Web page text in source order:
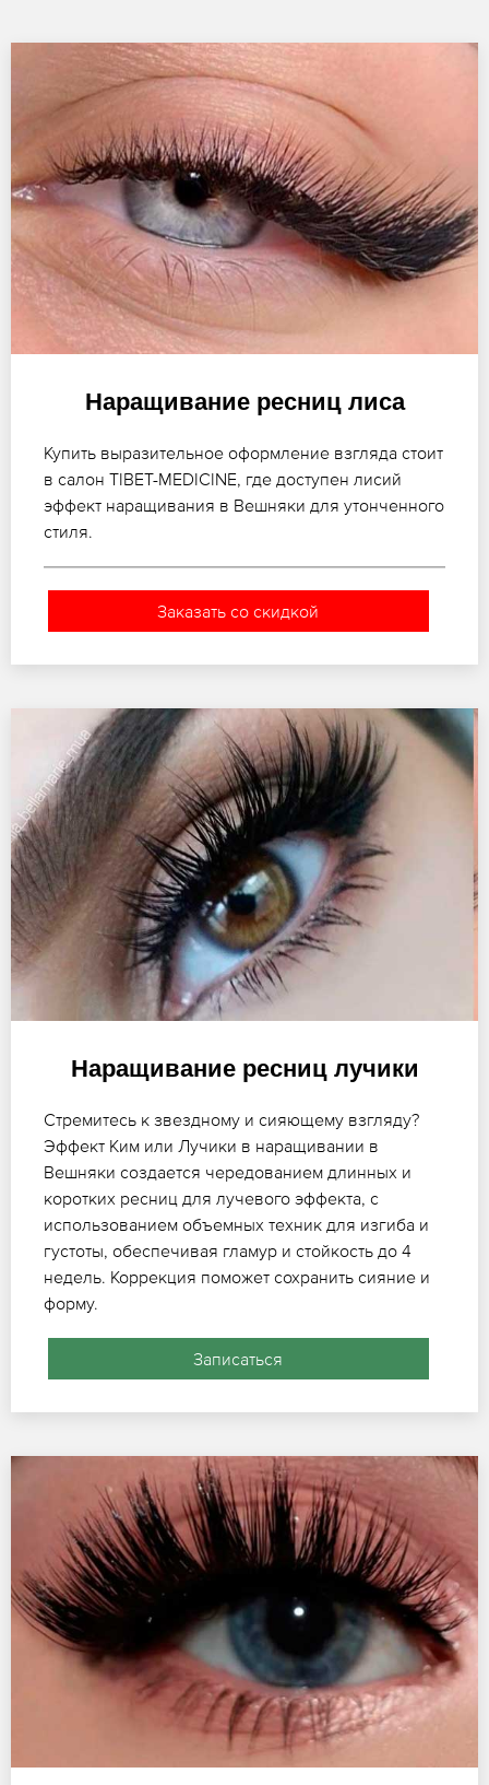
Наращивание ресниц лиса
Купить выразительное оформление взгляда стоит
в салон TIBET-MEDICINE, где доступен лисий
эффект наращивания в Вешняки для утонченного
стиля.
Заказать со скидкой
Наращивание ресниц лучики
Стремитесь к звездному и сияющему взгляду?
Эффект Ким или Лучики в наращивании в
Вешняки создается чередованием длинных и
коротких ресниц для лучевого эффекта, с
использованием объемных техник для изгиба и
густоты, обеспечивая гламур и стойкость до 4
недель. Коррекция поможет сохранить сияние и
форму.
Записаться